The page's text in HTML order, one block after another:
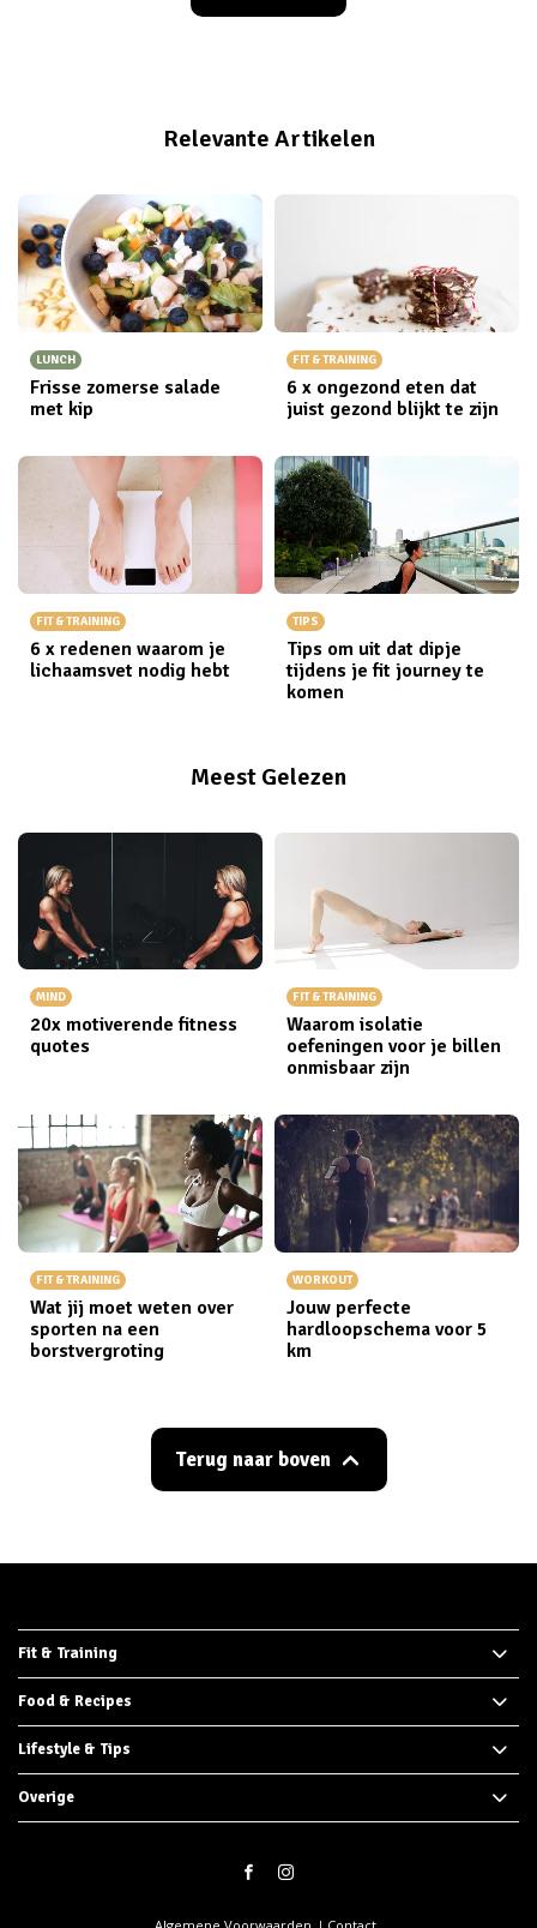
Relevante Artikelen
LUNCH
Frisse zomerse salade
met kip
FIT & TRAINING
6 x ongezond eten dat
juist gezond blijkt te zijn
FIT & TRAINING
6 x redenen waarom je
lichaamsvet nodig hebt
TIPS
Tips om uit dat dipje
tijdens je fit journey te
komen
Meest Gelezen
MIND
20x motiverende fitness
quotes
FIT & TRAINING
Waarom isolatie
oefeningen voor je billen
onmisbaar zijn
FIT & TRAINING
Wat jij moet weten over
sporten na een
borstvergroting
WORKOUT
Jouw perfecte
hardloopschema voor 5
km
Terug naar boven
Fit & Training
Food & Recipes
Lifestyle & Tips
Overige